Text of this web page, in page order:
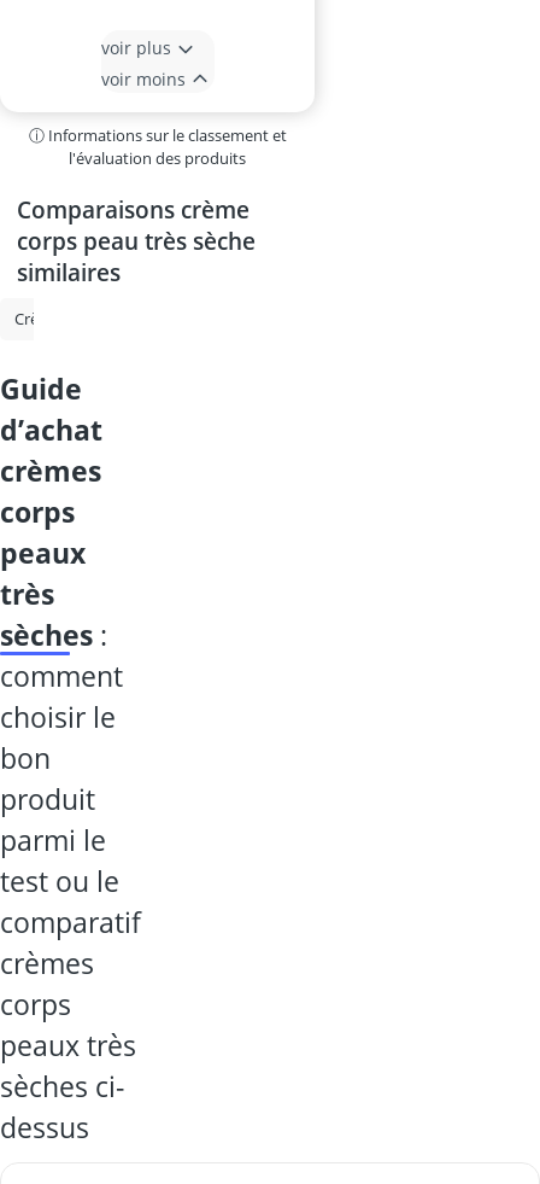
voir plus
voir moins
ⓘ Informations sur le classement et
l'évaluation des produits
Comparaisons crème
corps peau très sèche
similaires
Crème cicatrisante
guide
d’achat
crèmes
corps
peaux
très
sèches :
comment
choisir le
bon
produit
parmi le
test ou le
comparatif
crèmes
corps
peaux très
sèches ci-
dessus